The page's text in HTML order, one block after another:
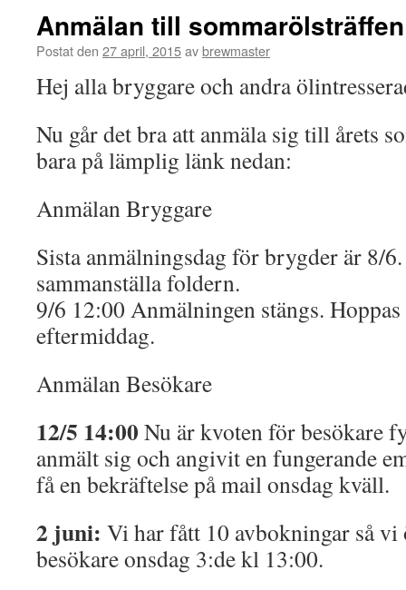
Anmälan till sommarölsträffen
Postat den 27 april, 2015avbrewmaster
Hej alla bryggare och andra
Nu går det bra att anmäla sig till årets
bara på lämplig länk nedan:
Anmälan Bryggare
Sista anmälningsdag för brygder är 8/
sammanställa foldern.
9/6 12:00 Anmälningen stängs.
eftermiddag.
Anmälan Besökare
12/5 14:00 Nu är kvoten för besökare
anmält sig och angivit en fungerande
få en bekräftelse på mail onsdag kväll.
2 juni: Vi har fått 10 avbokningar så
besökare onsdag 3:de kl 13:00.